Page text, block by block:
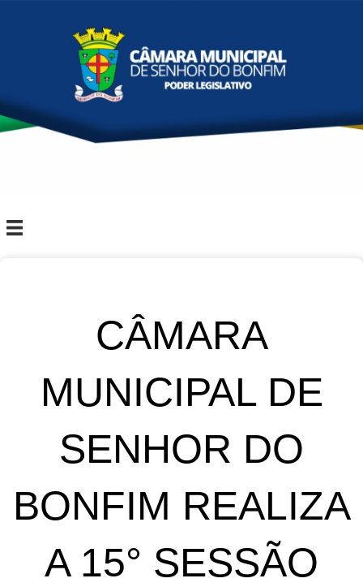
CÂMARA
MUNICIPAL DE
SENHOR DO
BONFIM REALIZA
A 15° SESSÃO